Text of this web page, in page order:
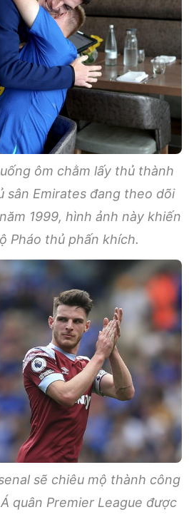
ôm chằm lấy thủ thành
sân Emirates đang theo dõi
1999, hình ảnh này khiến
Pháo thủ phấn khích.
sẽ chiêu mộ thành công
quân Premier League được